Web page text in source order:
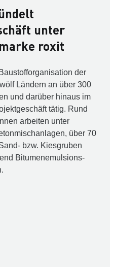
unter
roxit
der
Ländern an über 300
und darüber hinaus im
tätig. Rund
arbeiten unter
über 70
bzw. Kiesgruben
Bitumenemulsions-